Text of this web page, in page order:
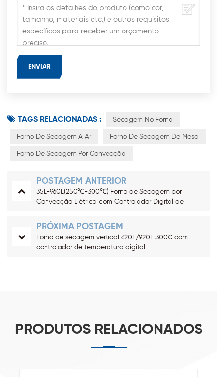
TAGS RELACIONADAS : Secagem No Forno
Forno De Secagem A Ar Forno De Secagem De Mesa
Forno De Secagem Por Convecção
POSTAGEM ANTERIOR
35L-960L(250℃-300℃) Forno de Secagem por
Convecção Elétrica com Controlador Digital de
PRÓXIMA POSTAGEM
Forno de secagem vertical 620L/920L 300C com
controlador de temperatura digital
PRODUTOS RELACIONADOS